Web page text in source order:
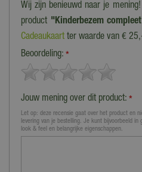
Wij zijn benieuwd naar je
product "Kinderbezem
Cadeaukaart ter waarde van €
Beoordeling: *
Jouw mening over dit product: *
Let op: deze recensie gaat over het product en
levering van je bestelling. Je kunt bijvoorbeeld
look & feel en belangrijke eigenschappen.